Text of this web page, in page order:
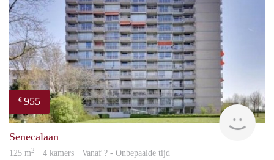
€ 955
Senecalaan
125 m2 · 4 kamers · Vanaf ? - Onbepaalde tijd